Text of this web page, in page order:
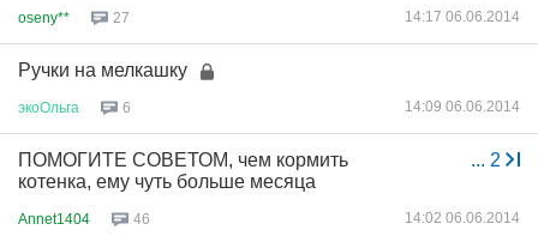
oseny** 27 14:17 06.06.2014
Ручки на мелкашку
экоОльга 6 14:09 06.06.2014
... 2
ПОМОГИТЕ СОВЕТОМ, чем кормить
котенка, ему чуть больше месяца
Annet1404 46 14:02 06.06.2014